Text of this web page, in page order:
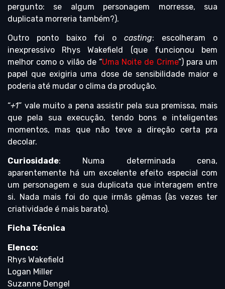
pergunto: se algum personagem morresse, sua
duplicata morreria também?).
Outro ponto baixo foi o casting: escolheram o
inexpressivo Rhys Wakefield (que funcionou bem
melhor como o vilão de “Uma Noite de Crime”) para um
papel que exigiria uma dose de sensibilidade maior e
poderia até mudar o clima da produção.
“+1” vale muito a pena assistir pela sua premissa, mais
que pela sua execução, tendo bons e inteligentes
momentos, mas que não teve a direção certa pra
decolar.
Curiosidade: Numa determinada cena,
aparentemente há um excelente efeito especial com
um personagem e sua duplicata que interagem entre
si. Nada mais foi do que irmãs gêmas (às vezes ter
criatividade é mais barato).
Ficha Técnica
Elenco:
Rhys Wakefield
Logan Miller
Suzanne Dengel